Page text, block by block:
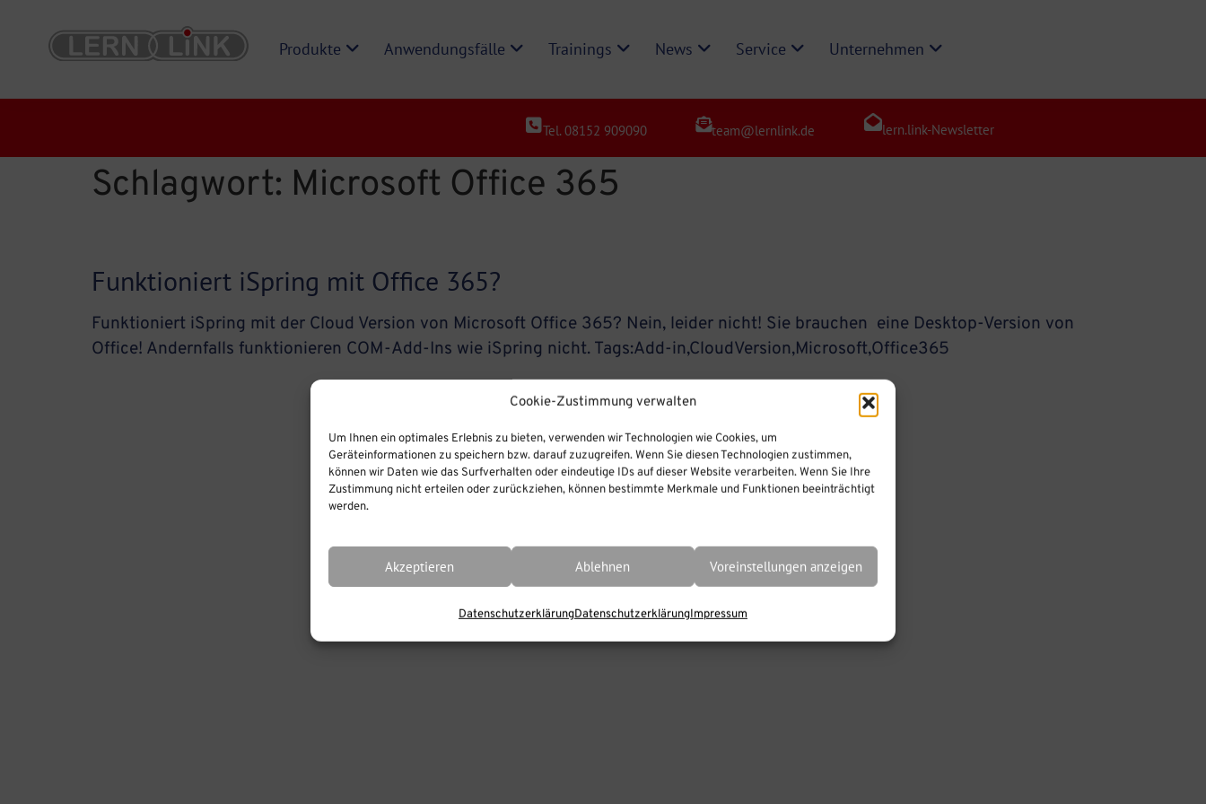
Cookie-Zustimmung verwalten
Um Ihnen ein optimales Erlebnis zu bieten, verwenden wir Technologien wie Cookies, um
Geräteinformationen zu speichern bzw. darauf zuzugreifen. Wenn Sie diesen Technologien zustimmen,
können wir Daten wie das Surfverhalten oder eindeutige IDs auf dieser Website verarbeiten. Wenn Sie Ihre
Zustimmung nicht erteilen oder zurückziehen, können bestimmte Merkmale und Funktionen beeinträchtigt
werden.
Akzeptieren Ablehnen Voreinstellungen anzeigen
DatenschutzerklärungDatenschutzerklärungImpressum
Produkte Anwendungsfälle Trainings News Service Unternehmen
Tel. 08152 909090 team@lernlink.de lern.link-Newsletter
Schlagwort: Microsoft Office 365
Funktioniert iSpring mit Office 365?
Funktioniert iSpring mit der Cloud Version von Microsoft Office 365? Nein, leider nicht! Sie brauchen eine Desktop-Version von
Office! Andernfalls funktionieren COM-Add-Ins wie iSpring nicht. Tags:Add-in,CloudVersion,Microsoft,Office365